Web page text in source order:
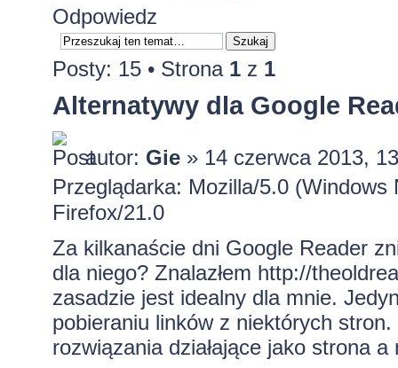
Odpowiedz
Posty: 15 • Strona 1z 1
Alternatywy dla Google
autor: Gie» 14 czerwca 2013,
Przeglądarka: Mozilla/5.0
Firefox/21.0
Za kilkanaście dni Google Reader
dla niego? Znalazłem http://
zasadzie jest idealny dla mnie.
pobieraniu linków z niektórych
rozwiązania działające jako strona